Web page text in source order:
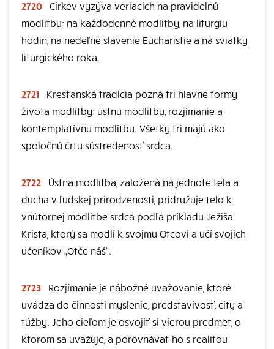
2720 Cirkev vyzýva veriacich na pravidelnú
modlitbu: na každodenné modlitby, na liturgiu
hodín, na nedeľné slávenie Eucharistie a na sviatky
liturgického roka.
2721
Kresťanská tradícia pozná tri hlavné formy
života modlitby: ústnu modlitbu, rozjímanie a
kontemplatívnu modlitbu. Všetky tri majú ako
spoločnú črtu sústredenosť srdca.
2722
Ústna modlitba, založená na jednote tela a
ducha v ľudskej prirodzenosti, pridružuje telo k
vnútornej modlitbe srdca podľa príkladu Ježiša
Krista, ktorý sa modlí k svojmu Otcovi a učí svojich
učeníkov „Otče náš“.
2723
Rozjímanie je nábožné uvažovanie, ktoré
uvádza do činnosti myslenie, predstavivosť, city a
túžby. Jeho cieľom je osvojiť si vierou predmet, o
ktorom sa uvažuje, a porovnávať ho s realitou